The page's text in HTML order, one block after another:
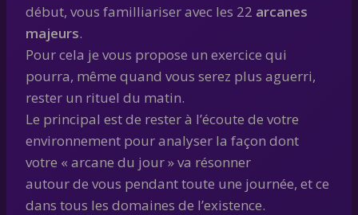
début, vous familliariser avec les 22 arcanes
majeurs.
Pour cela je vous propose un exercice qui
pourra, même quand vous serez plus aguerri,
rester un rituel du matin.
Le principal est de rester à l’écoute de votre
environnement pour analyser la façon dont
votre « arcane du jour » va résonner
autour de vous pendant toute une journée, et ce
dans tous les domaines de l’existence.